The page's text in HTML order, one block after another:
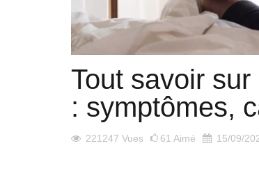
Tout savoir
: symptômes,
221247 Vues 61 Aimé 15/09/